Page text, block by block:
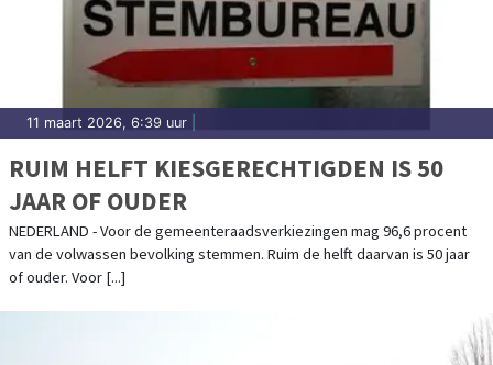
11 maart 2026, 6:39 uur
RUIM HELFT KIESGERECHTIGDEN IS 50
JAAR OF OUDER
NEDERLAND - Voor de gemeenteraadsverkiezingen mag 96,6 procent
van de volwassen bevolking stemmen. Ruim de helft daarvan is 50 jaar
of ouder. Voor [...]